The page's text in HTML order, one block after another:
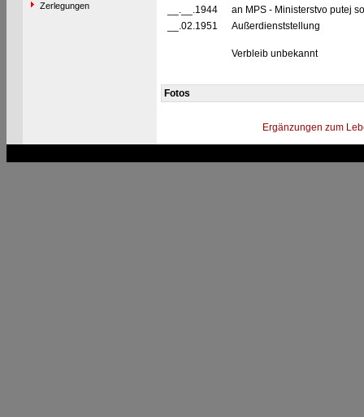
Zerlegungen
__.__.1944
an MPS - Ministerstvo putej
__.02.1951
Außerdienststellung
Verbleib unbekannt
Fotos
Ergänzungen zum